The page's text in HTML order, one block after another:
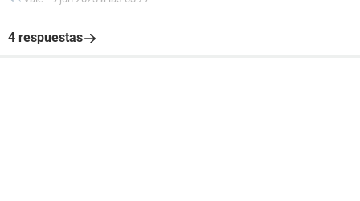
4 respuestas